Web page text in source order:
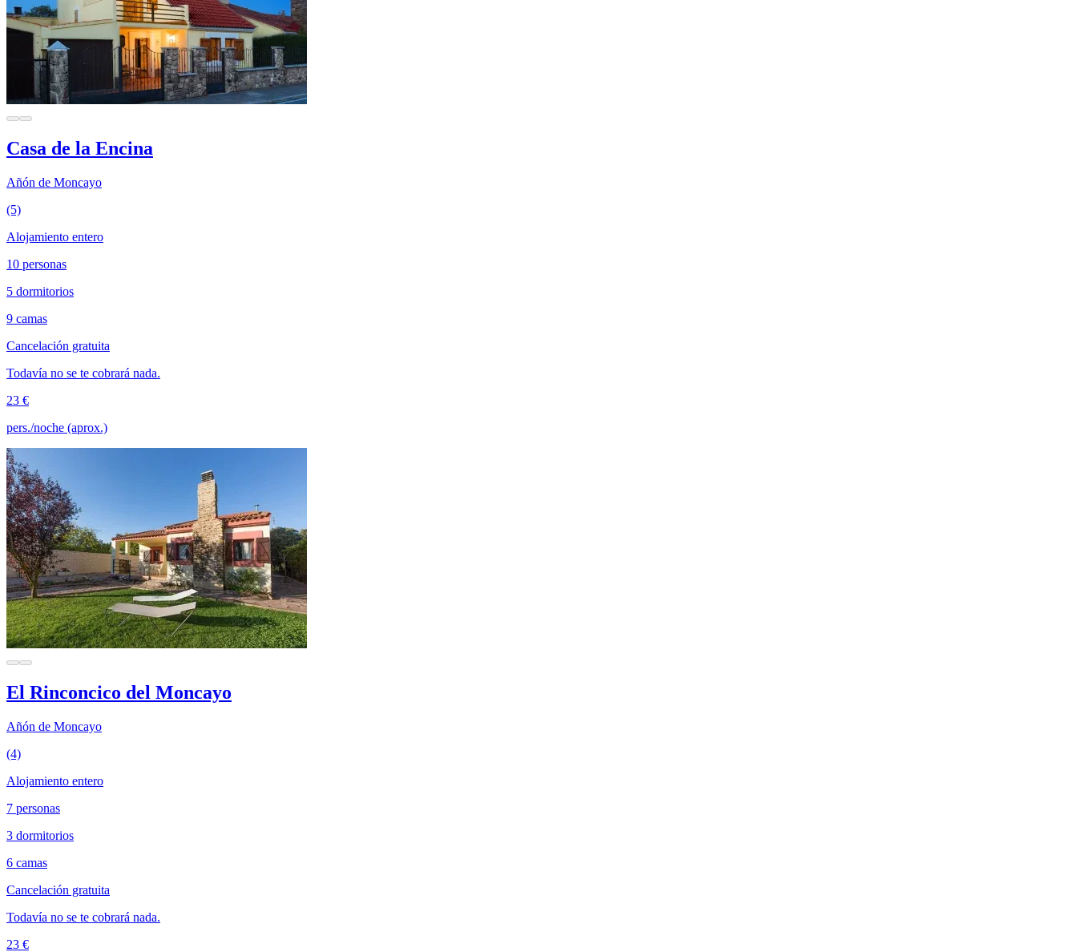
Casa de la Encina
Añón de Moncayo
(5)
Alojamiento entero
10 personas
5 dormitorios
9 camas
Cancelación gratuita
Todavía no se te cobrará nada.
23 €
pers./noche (aprox.)
El Rinconcico del Moncayo
Añón de Moncayo
(4)
Alojamiento entero
7 personas
3 dormitorios
6 camas
Cancelación gratuita
Todavía no se te cobrará nada.
23 €